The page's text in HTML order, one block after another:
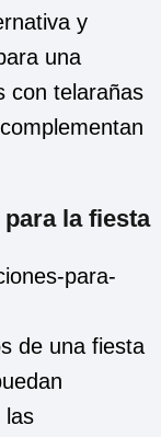
y
una
con telarañas
la fiesta
de una fiesta
las